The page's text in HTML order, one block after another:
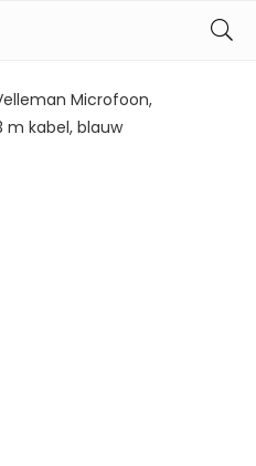
Microfoon,
m kabel, blauw